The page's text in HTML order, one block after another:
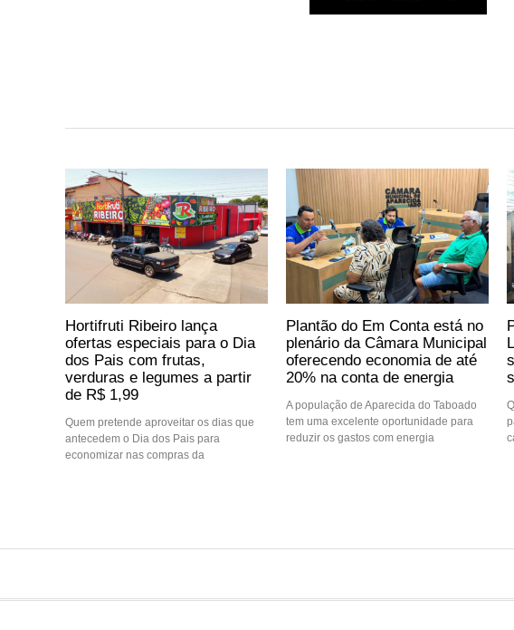
Hortifruti Ribeiro lança
ofertas especiais para o Dia
dos Pais com frutas,
verduras e legumes a partir
de R$ 1,99
Quem pretende aproveitar os dias que
antecedem o Dia dos Pais para
economizar nas compras da
Plantão do Em Conta está no
plenário da Câmara Municipal
oferecendo economia de até
20% na conta de energia
A população de Aparecida do Taboado
tem uma excelente oportunidade para
reduzir os gastos com energia